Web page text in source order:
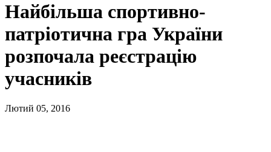
Найбільша спортивно-
патріотична гра України
розпочала реєстрацію
учасників
Лютий 05, 2016